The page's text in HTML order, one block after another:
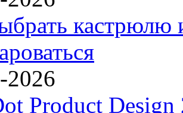
кастрюлю
2026
Product Design